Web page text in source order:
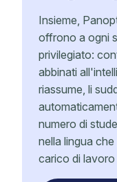
Insieme,
offrono a ogni
privilegiato:
abbinati
riassume, li
numero di
nella lingua
carico di